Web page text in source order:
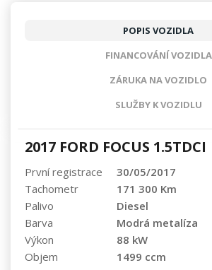
POPIS VOZIDLA
FINANCOVÁNÍ VOZIDLA
ZÁRUKA NA VOZIDLO
SLUŽBY K VOZIDLU
2017 FORD FOCUS 1.5TDCI
První registrace
30/05/2017
Tachometr
171 300 Km
Palivo
Diesel
Barva
Modrá metalíza
Výkon
88 kW
Objem
1499 ccm